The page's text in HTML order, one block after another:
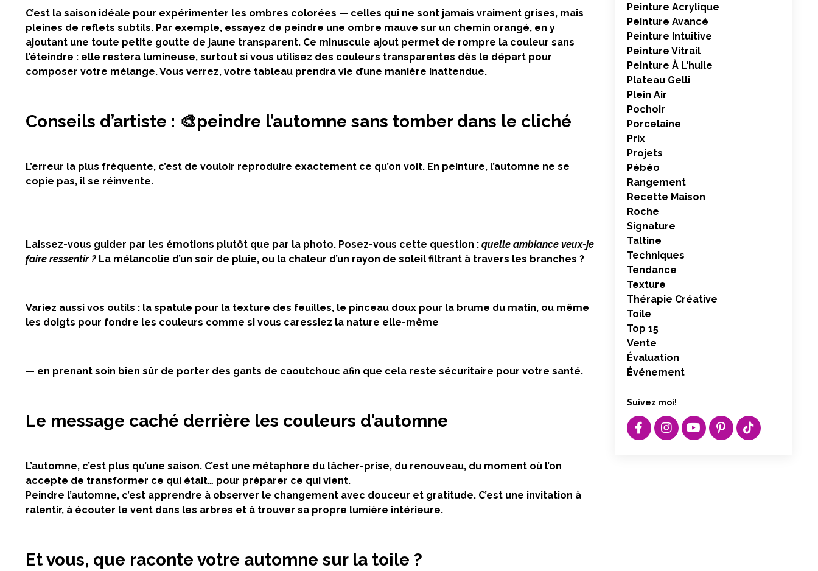
C’est la saison idéale pour expérimenter les ombres colorées — celles qui ne sont jamais vraiment grises, mais
pleines de reflets subtils. Par exemple, essayez de peindre une ombre mauve sur un chemin orangé, en y
ajoutant une toute petite goutte de jaune transparent. Ce minuscule ajout permet de rompre la couleur sans
l’éteindre : elle restera lumineuse, surtout si vous utilisez des couleurs transparentes dès le départ pour
composer votre mélange. Vous verrez, votre tableau prendra vie d’une manière inattendue.
Conseils d’artiste : 🎨peindre l’automne sans tomber dans le cliché
L’erreur la plus fréquente, c’est de vouloir reproduire exactement ce qu’on voit. En peinture, l’automne ne se
copie pas, il se réinvente.
Laissez-vous guider par les émotions plutôt que par la photo. Posez-vous cette question : quelle ambiance veux-je
faire ressentir ? La mélancolie d’un soir de pluie, ou la chaleur d’un rayon de soleil filtrant à travers les branches ?
Variez aussi vos outils : la spatule pour la texture des feuilles, le pinceau doux pour la brume du matin, ou même
les doigts pour fondre les couleurs comme si vous caressiez la nature elle-même
— en prenant soin bien sûr de porter des gants de caoutchouc afin que cela reste sécuritaire pour votre santé.
Le message caché derrière les couleurs d’automne
L’automne, c’est plus qu’une saison. C’est une métaphore du lâcher-prise, du renouveau, du moment où l’on
accepte de transformer ce qui était… pour préparer ce qui vient.
Peindre l’automne, c’est apprendre à observer le changement avec douceur et gratitude. C’est une invitation à
ralentir, à écouter le vent dans les arbres et à trouver sa propre lumière intérieure.
Et vous, que raconte votre automne sur la toile ?
Peinture Acrylique
Peinture Avancé
Peinture Intuitive
Peinture Vitrail
Peinture À L'huile
Plateau Gelli
Plein Air
Pochoir
Porcelaine
Prix
Projets
Pébéo
Rangement
Recette Maison
Roche
Signature
Taltine
Techniques
Tendance
Texture
Thérapie Créative
Toile
Top 15
Vente
Évaluation
Événement
Suivez moi!